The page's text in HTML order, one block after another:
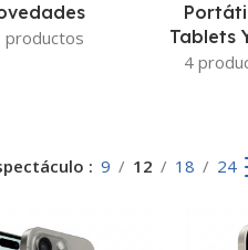
productos
Tablets
4
9 12 18 24